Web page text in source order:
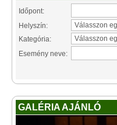
Időpont:
Helyszín:
Kategória:
Esemény neve:
GALÉRIA AJÁNLÓ